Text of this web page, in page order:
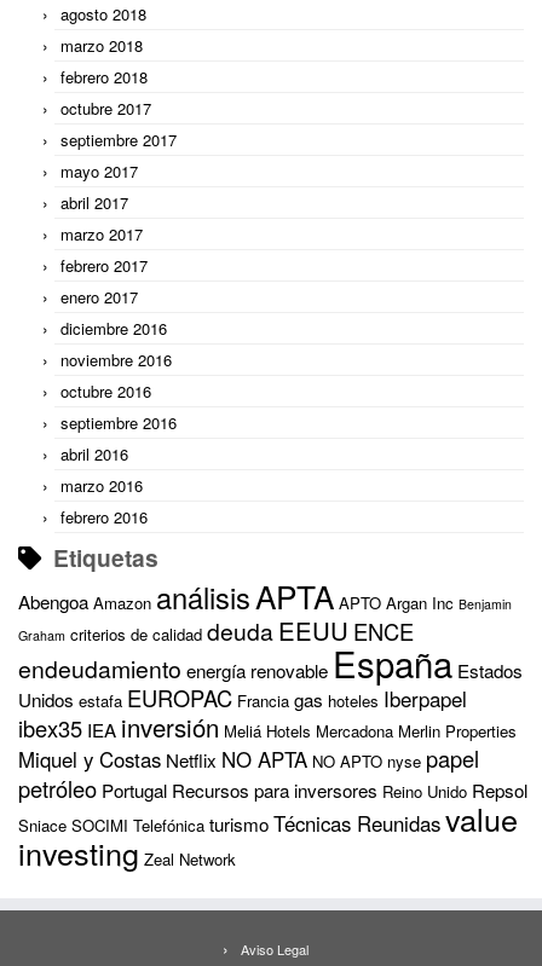
agosto 2018
marzo 2018
febrero 2018
octubre 2017
septiembre 2017
mayo 2017
abril 2017
marzo 2017
febrero 2017
enero 2017
diciembre 2016
noviembre 2016
octubre 2016
septiembre 2016
abril 2016
marzo 2016
febrero 2016
Etiquetas
Abengoa Amazon análisisAPTA APTO Argan Inc Benjamin
Graham criterios de calidad deudaEEUU ENCE
endeudamiento energía renovable España Estados
Unidos estafa EUROPAC Francia gas hoteles Iberpapel
ibex35 IEA inversión Meliá Hotels Mercadona Merlin Properties
Miquel y Costas Netflix NO APTA NO APTO nyse papel
petróleo Portugal Recursos para inversores Reino Unido Repsol
Sniace SOCIMI Telefónica turismoTécnicas Reunidasvalue
investing Zeal Network
Aviso Legal